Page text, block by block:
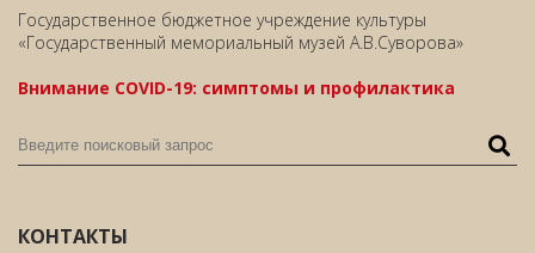
Государственное бюджетное учреждение культуры
«Государственный мемориальный музей А.В.Суворова»
Внимание COVID-19: симптомы и профилактика
КОНТАКТЫ